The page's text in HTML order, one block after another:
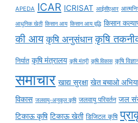
APEDA ICAR ICRISAT आईसीएआर
आधुनिक खेती किसान आय किसान आय वृद्धि किसान
की आय कृषि अनुसंधान कृषि
निर्यात कृषि मंत्रालय कृषि मंत्री कृषि विकास कृषि
समाचार खाद्य सुरक्षा खेत बचाओ
विकास जलवायु-अनुकूल कृषि जलवायु परिवर्तन जल
टिकाऊ कृषि टिकाऊ खेती डिजिटल कृषि